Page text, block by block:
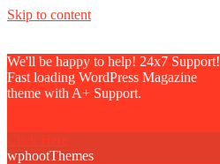
Skip to content
We'll be happy to help! 24x7 Support!
Fast loading WordPress Magazine
theme with A+ Support.
Click Here
wphootThemes